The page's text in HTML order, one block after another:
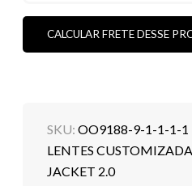
-
BROWN
POLARIZADAS
QUANTIDADE
CALCULAR FRETE DESSE
SKU:OO9188-9-1-1-1-1
LENTES
JACKET 2.0